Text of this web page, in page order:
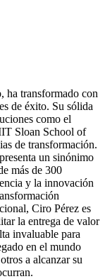
ha transformado con
de éxito. Su sólida
como el
Sloan School of
de transformación.
un sinónimo
más de 300
y la innovación
Ciro Pérez es
la entrega de valor
invaluable para
en el mundo
a alcanzar su